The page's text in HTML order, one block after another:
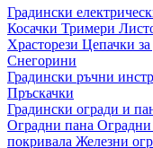
Градински
Косачки Тримери
Храсторези Цепачки за
Снегорини
Градински ръчни
Пръскачки
Градински огради и
Оградни пана
покривала Железни